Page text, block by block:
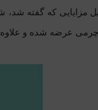
مزایایی که گفته
عرضه شده و علاوه